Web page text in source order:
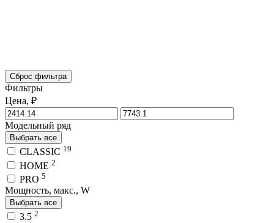
Сброс фильтра
Фильтры
Цена, ₽
Модельный ряд
Выбрать все
CLASSIC 19
HOME 2
PRO 5
Мощность, макс., W
Выбрать все
3.5 2